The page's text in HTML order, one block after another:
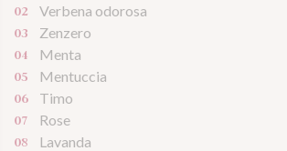
Verbena odorosa
Zenzero
Menta
Mentuccia
Timo
Rose
Lavanda